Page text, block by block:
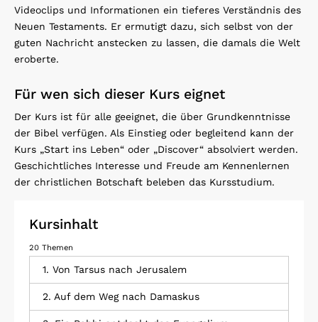
Videoclips und Informationen ein tieferes Verständnis des
Neuen Testaments. Er ermutigt dazu, sich selbst von der
guten Nachricht anstecken zu lassen, die damals die Welt
eroberte.
Für wen sich dieser Kurs eignet
Der Kurs ist für alle geeignet, die über Grundkenntnisse
der Bibel verfügen. Als Einstieg oder begleitend kann der
Kurs „Start ins Leben“ oder „Discover“ absolviert werden.
Geschichtliches Interesse und Freude am Kennenlernen
der christlichen Botschaft beleben das Kursstudium.
Kursinhalt
20 Themen
1. Von Tarsus nach Jerusalem
2. Auf dem Weg nach Damaskus